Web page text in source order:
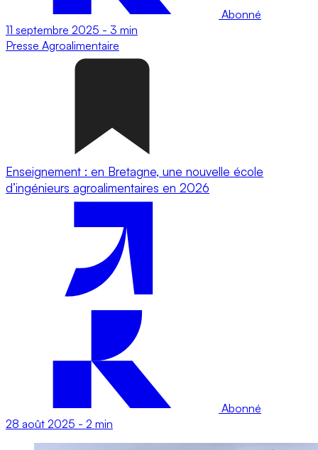
Abonné
11 septembre 2025 - 3 min
Presse Agroalimentaire
Enseignement : en Bretagne, une nouvelle école
d’ingénieurs agroalimentaires en 2026
Abonné
28 août 2025 - 2 min